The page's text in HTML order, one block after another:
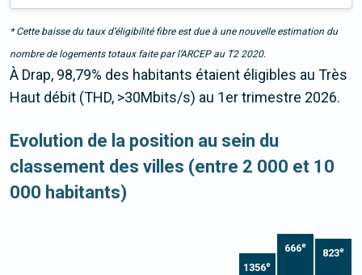
* Cette baisse du taux d’éligibilité fibre est due à une nouvelle estimation du
nombre de logements totaux faite par l’ARCEP au T2 2020.
À Drap, 98,79% des habitants étaient éligibles au Très
Haut débit (THD, >30Mbits/s) au 1er trimestre 2026.
Evolution de la position au sein du
classement des villes (entre 2 000 et 10
000 habitants)
1356e
666e
823e